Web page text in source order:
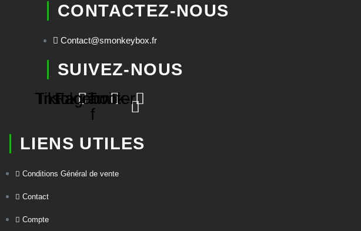
CONTACTEZ-NOUS
Contact@smonkeybox.fr
SUIVEZ-NOUS
Tiktok
Instagram
Facebook-
f
Twitter
LIENS UTILES
Conditions Général de vente
Contact
Compte